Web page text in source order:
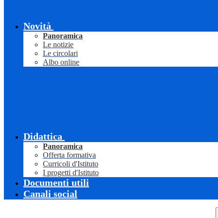
Novità
Panoramica
Le notizie
Le circolari
Albo online
Didattica
Panoramica
Offerta formativa
Curricoli d'Istituto
I progetti d'Istituto
Documenti utili
Canali social